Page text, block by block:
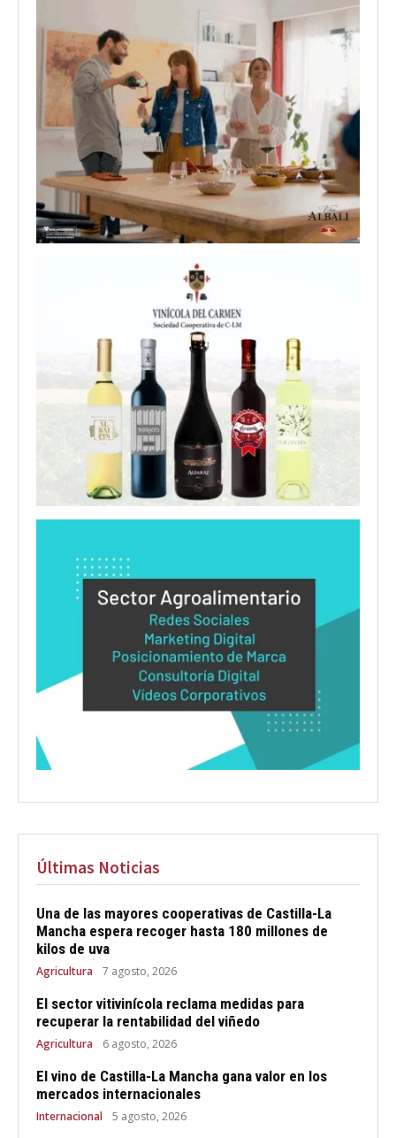
Últimas Noticias
Una de las mayores cooperativas de Castilla-La
Mancha espera recoger hasta 180 millones de
kilos de uva
Agricultura 7 agosto, 2026
El sector vitivinícola reclama medidas para
recuperar la rentabilidad del viñedo
Agricultura 6 agosto, 2026
El vino de Castilla-La Mancha gana valor en los
mercados internacionales
Internacional 5 agosto, 2026